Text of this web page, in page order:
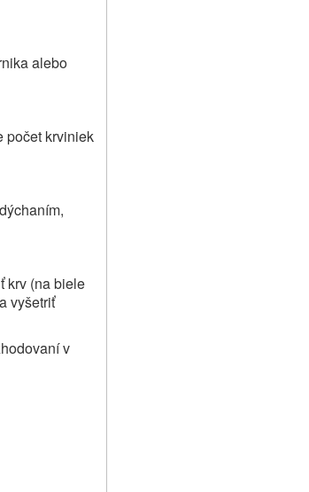
alebo
počet krviniek
krv (na biele
vyšetriť
v